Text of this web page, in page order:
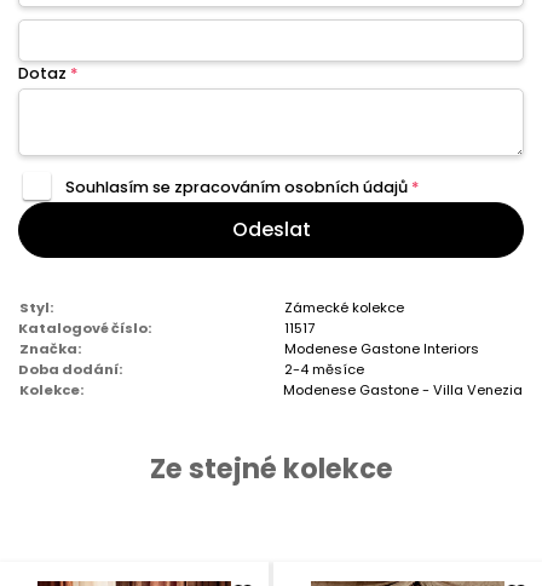
Dotaz *
Souhlasím se zpracovánímosobních údajů *
Odeslat
Styl:
Zámecké kolekce
Katalogové číslo:
11517
Značka:
Modenese Gastone Interiors
Doba dodání:
2-4 měsíce
Kolekce:
Modenese Gastone - Villa Venezia
Ze stejné kolekce